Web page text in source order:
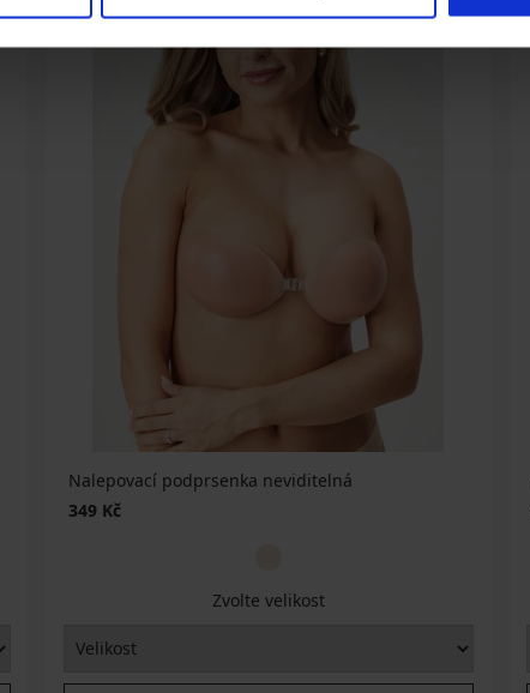
Nalepovací podprsenka neviditelná
349 Kč
Zvolte velikost